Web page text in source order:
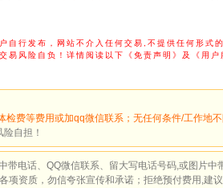
自行发布，网站不介入任何交易,不提供任何形
易风险自负！详情阅读以下《免责声明》及《用户
检费等费用或加qq微信联系；无任何条件/工作地
自担！
带电话、QQ微信联系、留大写电话号码,或图片中
项资质，勿信夸张宣传和承诺；拒绝预付费用,建